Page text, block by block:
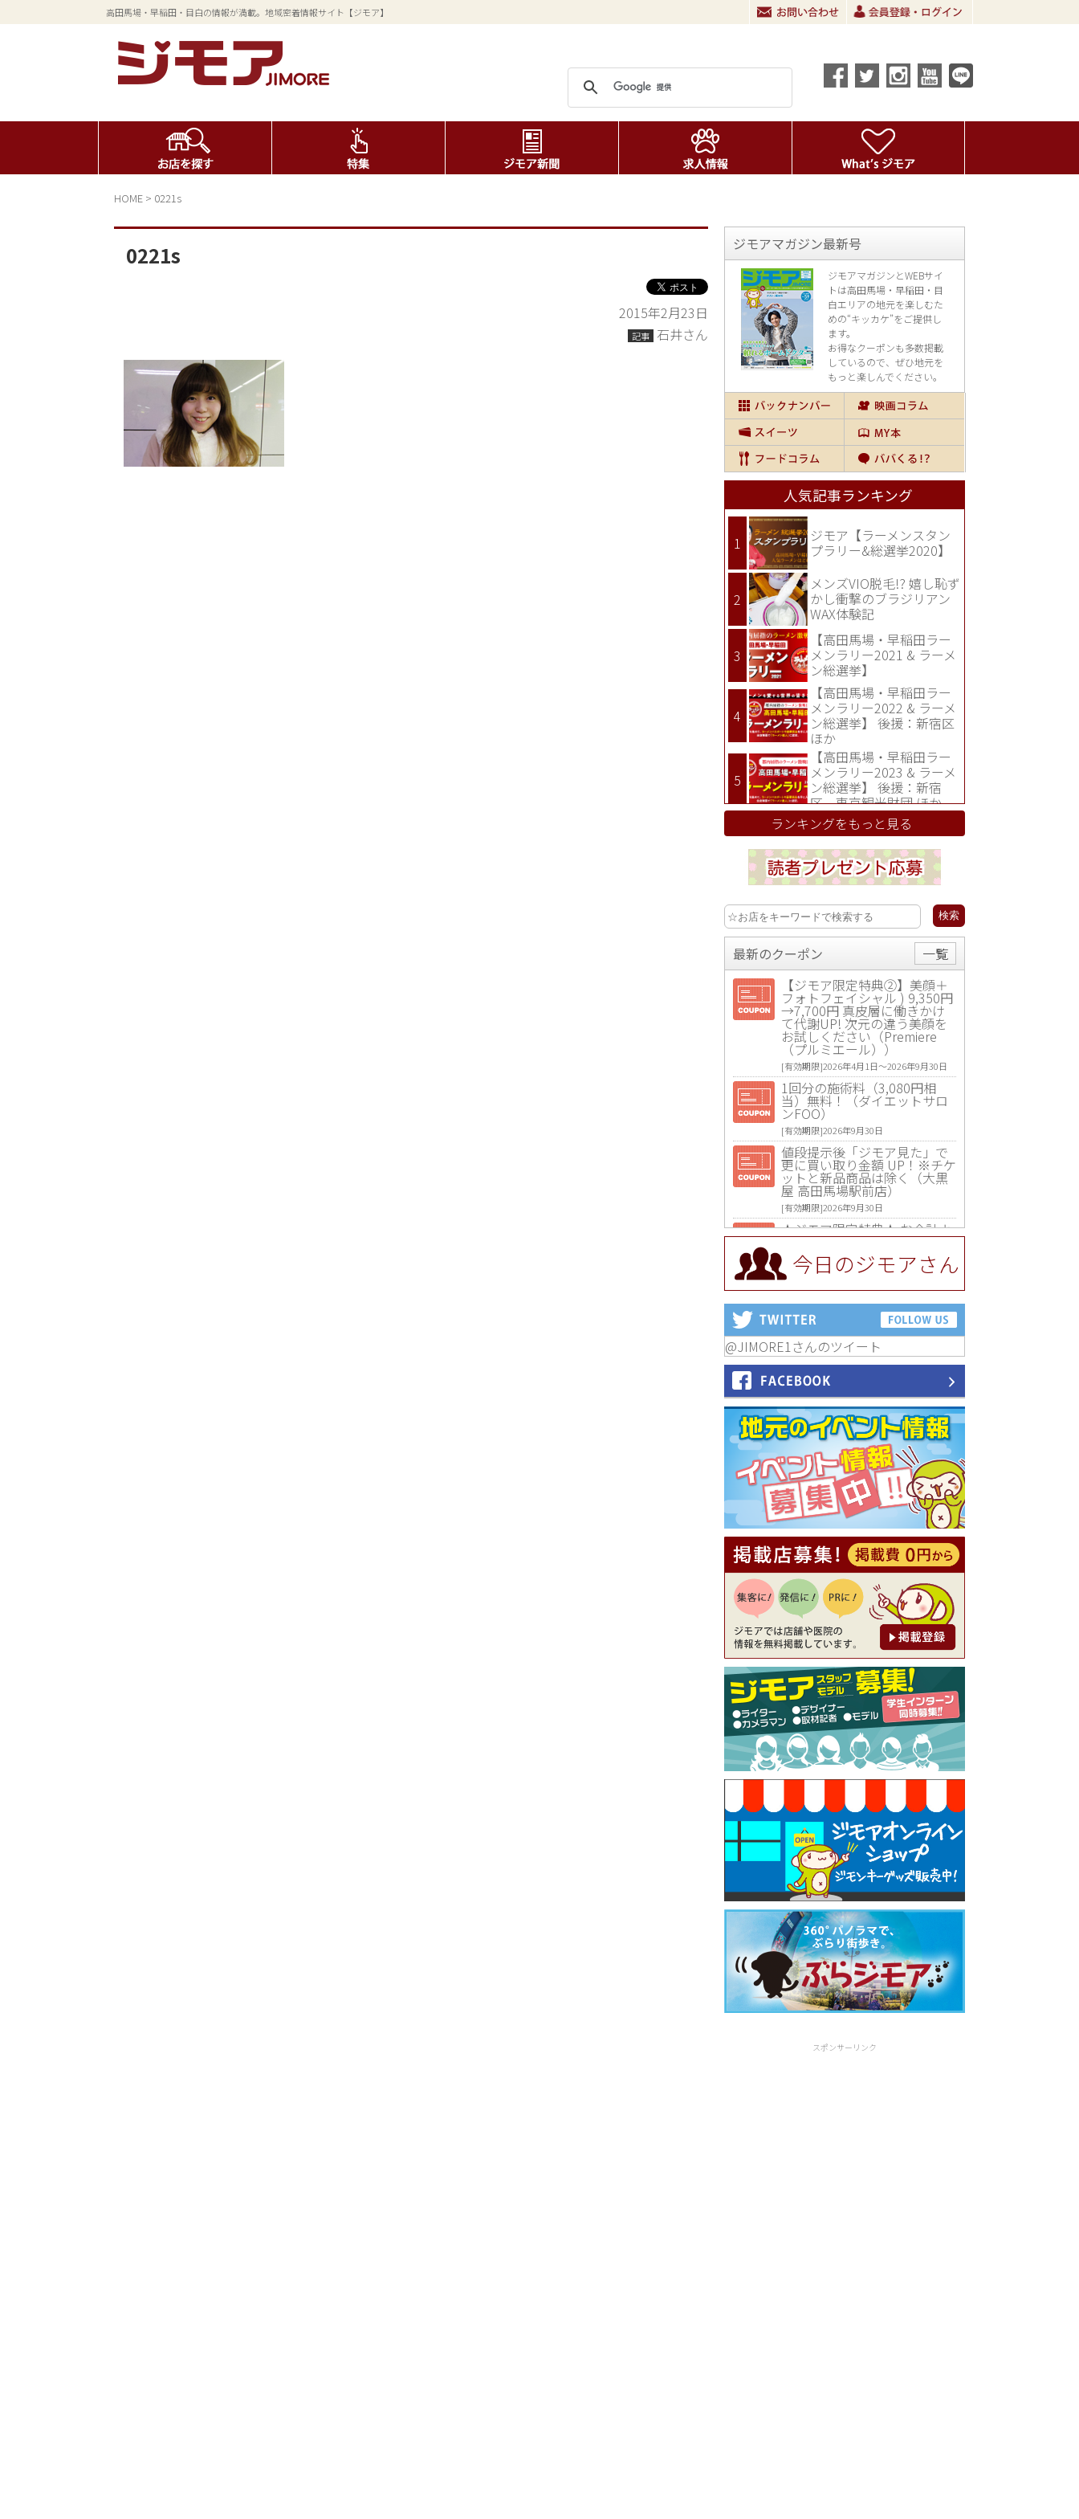
高田馬場・早稲田・目白の情報が満載。地域密着情報サイト【ジモア】
HOME > 0221s
0221s
2015年2月23日
記事 石井さん
ジモアマガジン最新号
ジモアマガジンとWEBサイ
トは高田馬場・早稲田・目
白エリアの地元を楽しむた
めの“キッカケ”をご提供し
ます。
お得なクーポンも多数掲載
しているので、 ぜひ地元を
もっと楽しんでください。
人気記事ランキング
ジモア【ラーメンスタン
プラリー&総選挙2020】
メンズVIO脱毛!? 嬉し恥ず
かし衝撃のブラジリアン
WAX体験記
【高田馬場・早稲田ラー
メンラリー2021 & ラーメ
ン総選挙】
【高田馬場・早稲田ラー
メンラリー2022 & ラーメ
ン総選挙】 後援：新宿区
ほか
【高田馬場・早稲田ラー
メンラリー2023 & ラーメ
ン総選挙】 後援：新宿
区、東京観光財団 ほか
ランキングをもっと見る
最新のクーポン
一覧
【ジモア限定特典②】美顔＋
フォトフェイシャル ) 9,350円
→7,700円 真皮層に働きかけ
て代謝UP! 次元の違う美顔を
お試しください（Premiere
（プルミエール））
[有効期限]2026年4月1日〜2026年9月30日
1回分の施術料（3,080円相
当）無料！（ダイエットサロ
ンFOO）
[有効期限]2026年9月30日
値段提示後「ジモア見た」で
更に買い取り金額 UP！※チケ
ットと新品商品は除く（大黒
屋 高田馬場駅前店）
[有効期限]2026年9月30日
★ジモア限定特典★ お会計よ
り全品5％OFF（ナチュラル＆
ハンドメイドショップ［マキ
マキ］）
[有効期限]2026年9月30日まで
【ジモア限定①】初回割引 特
価 VIO脱毛11,000円⇒8,800円
（メンズ専門ワックス脱毛サ
ロン Mickle（ミックル））
【ジモア読者特典2】コース 3,
500円→3,000円（料理5品+2
時間飲み放題）（創作イタリ
アン Pia Cuore（ピアクオー
レ））
[有効期限]2026年9月30日
【ジモア読者特典1】料理全品
20％OFF ※18時以降（創作イ
タリアン Pia Cuore（ピアクオ
ーレ））
[有効期限]2026年9月30日
【ジモア限定②】初回割引 特
価 鼻毛脱毛 半額 2,200円⇒1,1
00円（メンズ専門ワックス脱
毛サロン Mickle（ミック
ル））
[有効期限]2026年9月30日
【ジモア限定特典①】まつ毛
カール 3,850円→ 2,750円（Pr
emiere（プルミエール））
[有効期限]2026年9月30日
焼き餃子 一皿サービス（餃子
酒場たっちゃん 西早稲田
店）
[有効期限]2026年9月30日
今日のジモアさん
@JIMORE1さんのツイート
スポンサーリンク